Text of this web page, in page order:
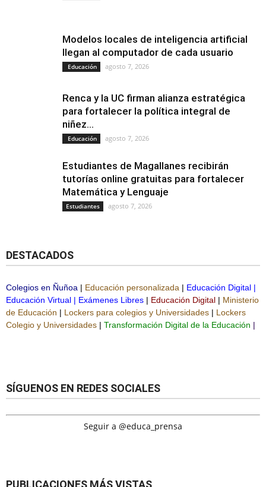
Modelos locales de inteligencia artificial
llegan al computador de cada usuario
Educación agosto 7, 2026
Renca y la UC firman alianza estratégica
para fortalecer la política integral de
niñez...
Educación agosto 7, 2026
Estudiantes de Magallanes recibirán
tutorías online gratuitas para fortalecer
Matemática y Lenguaje
Estudiantes agosto 7, 2026
DESTACADOS
Colegios en Ñuñoa | Educación personalizada | Educación Digital |
Educación Virtual | Exámenes Libres | Educación Digital | Ministerio
de Educación | Lockers para colegios y Universidades | Lockers
Colegio y Universidades | Transformación Digital de la Educación |
SÍGUENOS EN REDES SOCIALES
Seguir a @educa_prensa